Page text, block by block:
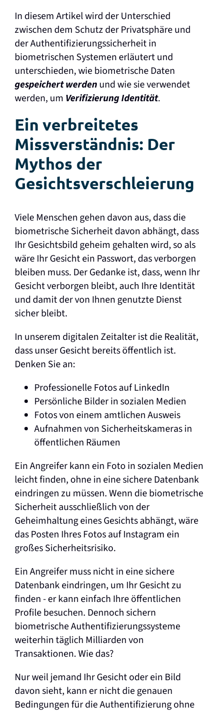
In diesem Artikel wird der Unterschied
zwischen dem Schutz der Privatsphäre und
der Authentifizierungssicherheit in
biometrischen Systemen erläutert und
unterschieden, wie biometrische Daten
gespeichert werdenund wie sie verwendet
werden, um VerifizierungIdentität.
Ein verbreitetes
Missverständnis: Der
Mythos der
Gesichtsverschleierung
Viele Menschen gehen davon aus, dass die
biometrische Sicherheit davon abhängt, dass
Ihr Gesichtsbild geheim gehalten wird, so als
wäre Ihr Gesicht ein Passwort, das verborgen
bleiben muss. Der Gedanke ist, dass, wenn Ihr
Gesicht verborgen bleibt, auch Ihre Identität
und damit der von Ihnen genutzte Dienst
sicher bleibt.
In unserem digitalen Zeitalter ist die Realität,
dass unser Gesicht bereits öffentlich ist.
Denken Sie an:
Professionelle Fotos auf LinkedIn
Persönliche Bilder in sozialen Medien
Fotos von einem amtlichen Ausweis
Aufnahmen von Sicherheitskameras in
öffentlichen Räumen
Ein Angreifer kann ein Foto in sozialen Medien
leicht finden, ohne in eine sichere Datenbank
eindringen zu müssen. Wenn die biometrische
Sicherheit ausschließlich von der
Geheimhaltung eines Gesichts abhängt, wäre
das Posten Ihres Fotos auf Instagram ein
großes Sicherheitsrisiko.
Ein Angreifer muss nicht in eine sichere
Datenbank eindringen, um Ihr Gesicht zu
finden - er kann einfach Ihre öffentlichen
Profile besuchen. Dennoch sichern
biometrische Authentifizierungssysteme
weiterhin täglich Milliarden von
Transaktionen. Wie das?
Nur weil jemand Ihr Gesicht oder ein Bild
davon sieht, kann er nicht die genauen
Bedingungen für die Authentifizierung ohne